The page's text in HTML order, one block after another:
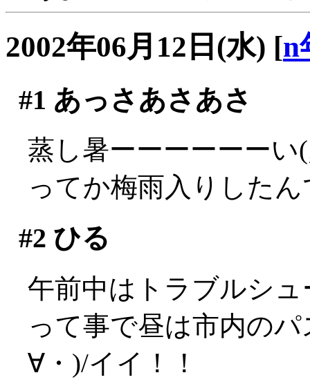
2002年06月12日(水) [n
#1 あっさあさあさ
蒸し暑ーーーーーーい
ってか梅雨入りした
#2 ひる
午前中はトラブルシ
って事で昼は市内の
∀・)/イイ！！